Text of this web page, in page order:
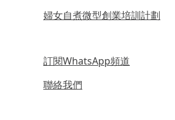
婦女自煮微型創業培訓計劃
訂閱WhatsApp頻道
聯絡我們